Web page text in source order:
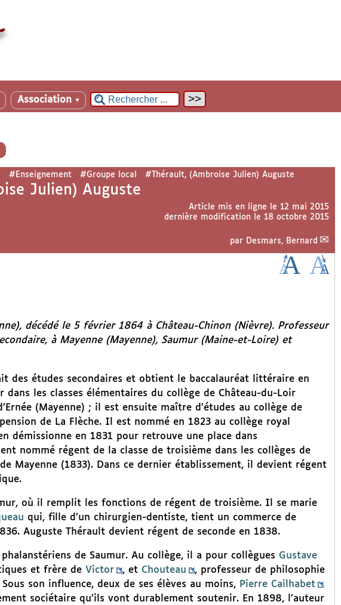
Association ▼
#Enseignement #Groupe local #Thérault, (Ambroise Julien) Auguste
Julien) Auguste
Article mis en ligne le 12 mai 2015
dernière modification le 18 octobre 2015
par Desmars, Bernard
décédé le 5 février 1864 à Château-Chinon (Nièvre). Professeur
à Mayenne (Mayenne), Saumur (Maine-et-Loire) et
des études secondaires et obtient le baccalauréat littéraire en
les classes élémentaires du collège de Château-du-Loir
(Mayenne) ; il est ensuite maître d’études au collège de
de La Flèche. Il est nommé en 1823 au collège royal
démissionne en 1831 pour retrouve une place dans
nommé régent de la classe de troisième dans les collèges de
Mayenne (1833). Dans ce dernier établissement, il devient régent
où il remplit les fonctions de régent de troisième. Il se marie
qui, fille d’un chirurgien-dentiste, tient un commerce de
Auguste Thérault devient régent de seconde en 1838.
de Saumur. Au collège, il a pour collègues Gustave
et frère de Victor , et Chouteau
, professeur de philosophie
son influence, deux de ses élèves au moins, Pierre Cailhabet
sociétaire qu’ils vont durablement soutenir. En 1898, l’auteur